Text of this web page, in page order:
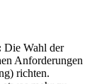
Die Wahl der
Anforderungen
richten.